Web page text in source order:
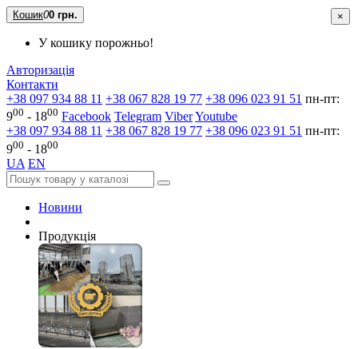
Кошик00 грн.
У кошику порожньо!
Авторизація
Контакти
+38 097 934 88 11 +38 067 828 19 77 +38 096 023 91 51 пн-пт:
900 - 1800 Facebook Telegram ViberYoutube
+38 097 934 88 11 +38 067 828 19 77 +38 096 023 91 51 пн-пт:
900 - 1800
UA EN
Новини
Продукція
×